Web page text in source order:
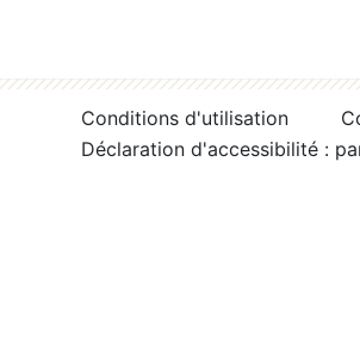
Conditions d'utilisation
Déclaration d'accessibilité :